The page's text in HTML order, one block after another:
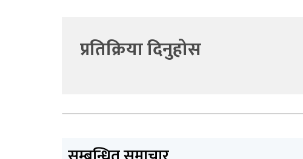
प्रतिक्रिया दिनुहोस